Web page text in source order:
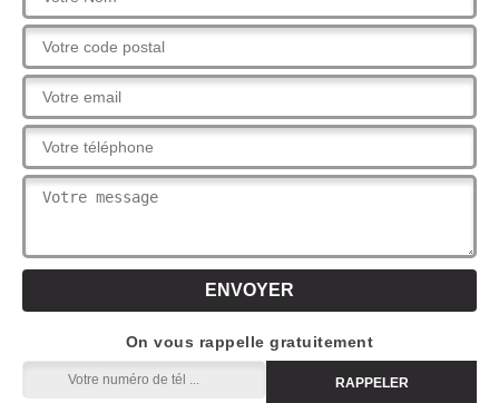
On vous rappelle gratuitement